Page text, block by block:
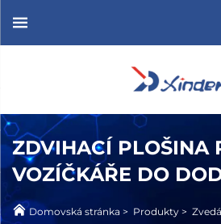
ZDVIHACÍ PLOŠINA
VOZÍČKÁŘE DO
Domovská stránka > Produkty >